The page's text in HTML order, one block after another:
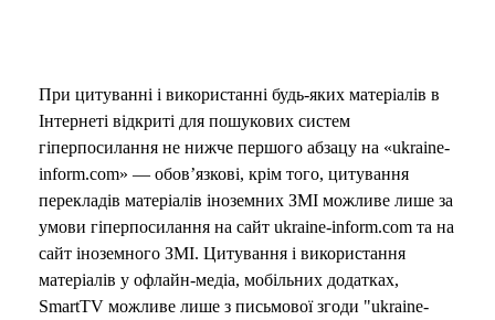
При цитуванні і використанні будь-яких матеріалів в
Інтернеті відкриті для пошукових систем
гіперпосилання не нижче першого абзацу на «ukraine-
inform.com» — обов’язкові, крім того, цитування
перекладів матеріалів іноземних ЗМІ можливе лише за
умови гіперпосилання на сайт ukraine-inform.com та на
сайт іноземного ЗМІ. Цитування і використання
матеріалів у офлайн-медіа, мобільних додатках,
SmartTV можливе лише з письмової згоди "ukraine-